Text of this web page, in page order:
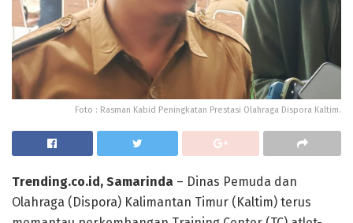
Foto : Rasman Kabid Peningkatan Prestasi Olahraga Dispora Kaltim.
Trending.co.id, Samarinda – Dinas Pemuda dan
Olahraga (Dispora) Kalimantan Timur (Kaltim) terus